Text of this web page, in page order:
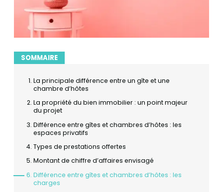
SOMMAIRE
La principale différence entre un gîte et une
chambre d’hôtes
La propriété du bien immobilier : un point majeur
du projet
Différence entre gîtes et chambres d’hôtes : les
espaces privatifs
Types de prestations offertes
Montant de chiffre d’affaires envisagé
Différence entre gîtes et chambres d’hôtes : les
charges